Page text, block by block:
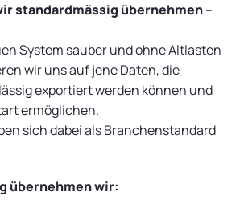
standardmässig übernehmen –
System sauber und ohne Altlasten
wir uns auf jene Daten, die
exportiert werden können und
ermöglichen.
sich dabei als Branchenstandard
übernehmen wir: